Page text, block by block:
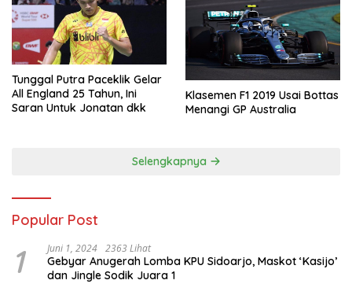
Tunggal Putra Paceklik Gelar
All England 25 Tahun, Ini
Saran Untuk Jonatan dkk
Klasemen F1 2019 Usai Bottas
Menangi GP Australia
Selengkapnya
Popular Post
1 Juni 1, 2024 2363 Lihat
Gebyar Anugerah Lomba KPU Sidoarjo, Maskot ‘Kasijo’
dan Jingle Sodik Juara 1